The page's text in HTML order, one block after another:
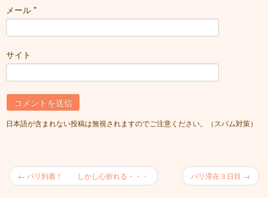
メール *
サイト
日本語が含まれない投稿は無視されますのでご注意ください。（スパム対策）
← パリ到着！ しかし心折れる・・・ パリ滞在３日目 →